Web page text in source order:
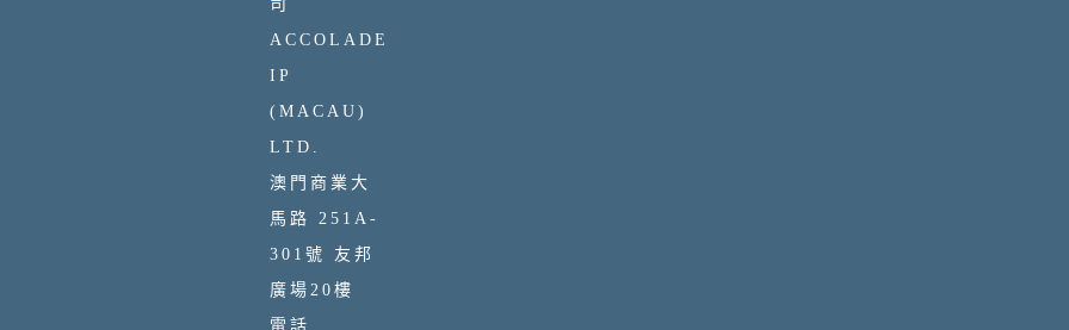
司
ACCOLADE
IP
(MACAU)
LTD.
澳門商業大
馬路 251A-
301號 友邦
廣場20樓
電話